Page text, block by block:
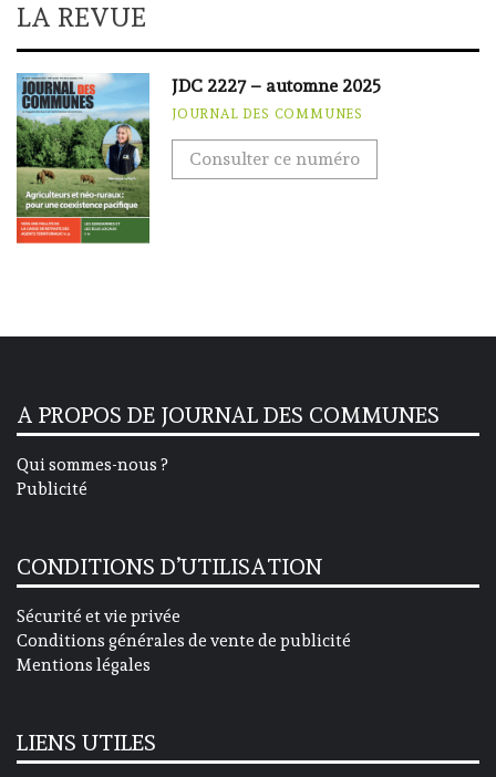
LA REVUE
JDC 2227 – automne 2025
JOURNAL DES COMMUNES
Consulter ce numéro
A PROPOS DE JOURNAL DES COMMUNES
Qui sommes-nous ?
Publicité
CONDITIONS D’UTILISATION
Sécurité et vie privée
Conditions générales de vente de publicité
Mentions légales
LIENS UTILES